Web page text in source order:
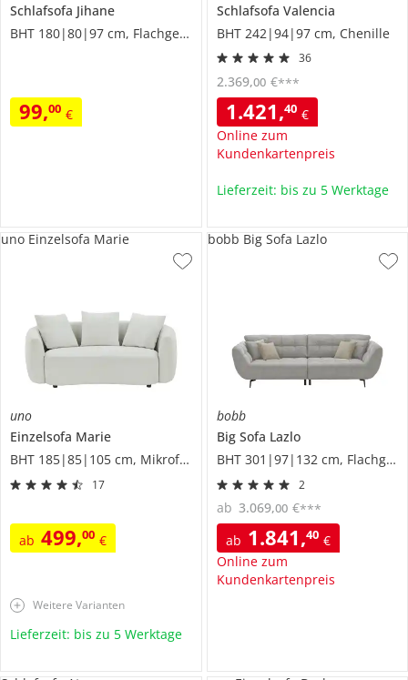
Schlafsofa Jihane
BHT 180|80|97 cm, Flachgewebe
99,00 €
Schlafsofa Valencia
BHT 242|94|97 cm, Chenille
36
1.421,40 €
Online zum
Kundenkartenpreis
2.369,00 €***
Lieferzeit: bis zu 5 Werktage
uno
Einzelsofa Marie
BHT 185|85|105 cm, Mikrofaser
17
ab 499,00 €
uno Einzelsofa Marie
Weitere Varianten
Lieferzeit: bis zu 5 Werktage
bobb
Big Sofa Lazlo
BHT 301|97|132 cm, Flachgewebe
2
ab 1.841,40 €
Online zum
Kundenkartenpreis
ab 3.069,00 €***
bobb Big Sofa Lazlo